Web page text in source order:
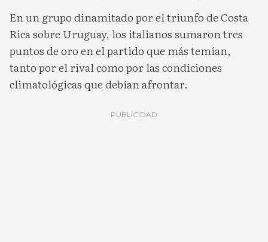
En un grupo dinamitado por el triunfo de Costa
Rica sobre Uruguay, los italianos sumaron tres
puntos de oro en el partido que más temían,
tanto por el rival como por las condiciones
climatológicas que debían afrontar.